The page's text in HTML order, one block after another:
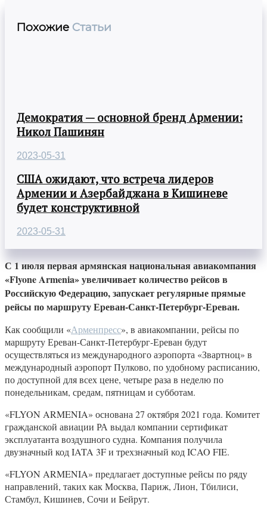
Похожие Статьи
Демократия — основной бренд Армении:
Никол Пашинян
2023-05-31
США ожидают, что встреча лидеров
Армении и Азербайджана в Кишиневе
будет конструктивной
2023-05-31
С 1 июля первая армянская национальная авиакомпания
«Flyone Armenia» увеличивает количество рейсов в
Российскую Федерацию, запускает регулярные прямые
рейсы по маршруту Ереван-Санкт-Петербург-Ереван.
Как сообщили «Арменпресс», в авиакомпании, рейсы по
маршруту Ереван-Санкт-Петербург-Ереван будут
осуществляться из международного аэропорта «Звартноц» в
международный аэропорт Пулково, по удобному расписанию,
по доступной для всех цене, четыре раза в неделю по
понедельникам, средам, пятницам и субботам.
«FLYON ARMENIA» основана 27 октября 2021 года. Комитет
гражданской авиации РА выдал компании сертификат
эксплуатанта воздушного судна. Компания получила
двузначный код IATA 3F и трехзначный код ICAO FIE.
«FLYON ARMENIA» предлагает доступные рейсы по ряду
направлений, таких как Москва, Париж, Лион, Тбилиси,
Стамбул, Кишинев, Сочи и Бейрут.